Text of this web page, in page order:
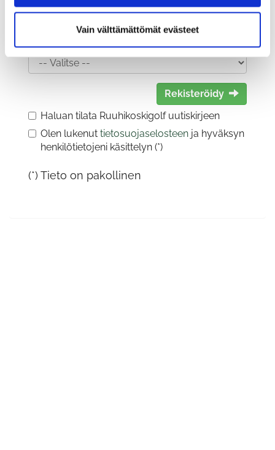
Vain välttämättömät evästeet
Sukupuoli:
Rekisteröidy
Haluan tilata Ruuhikoskigolf uutiskirjeen
Olen lukenut tietosuojaselosteen ja hyväksyn
henkilötietojeni käsittelyn (*)
(*) Tieto on pakollinen